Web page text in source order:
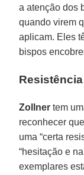
a atenção dos
quando virem
aplicam. Eles
bispos
Zollner tem
reconhecer
uma “certa
“hesitação e
exemplares